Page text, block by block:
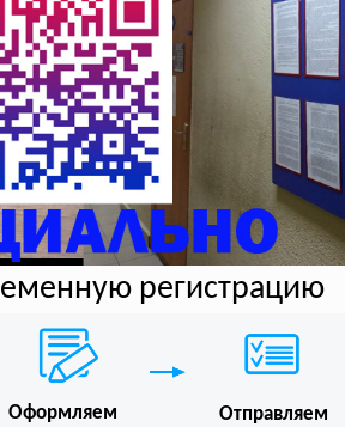
регистрацию
Оформляем
Отправляем